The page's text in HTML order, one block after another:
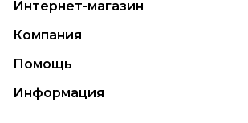
Интернет-магазин
Компания
Помощь
Информация